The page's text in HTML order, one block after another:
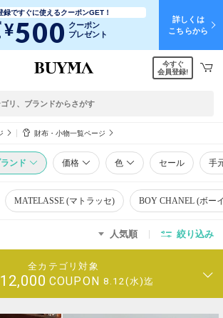
録ですぐに使えるクーポンGET！
¥500 クーポン
プレゼント
詳しくは
こちらから
今すぐ
会員登録!
財布・小物一覧ページ
ンド 価格 色 セール 手
MATELASSE (マトラッセ) BOY CHANEL (ボー
人気順 絞り込み
全カテゴリ対象
12,000 COUPON 8.12(水)迄